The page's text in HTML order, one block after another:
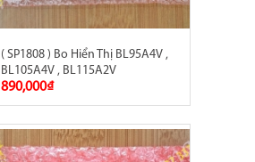
( SP1808 ) Bo Hiển Thị BL95A4V ,
BL105A4V , BL115A2V
890,000₫